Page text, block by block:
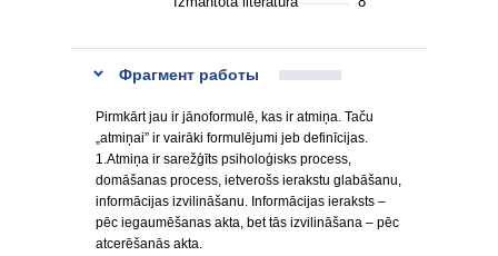
Фрагмент работы
Pirmkārt jau ir jānoformulē, kas ir atmiņa. Taču
„atmiņai” ir vairāki formulējumi jeb definīcijas.
1.Atmiņa ir sarežģīts psiholoģisks process,
domāšanas process, ietverošs ierakstu glabāšanu,
informācijas izvilināšanu. Informācijas ieraksts –
pēc iegaumēšanas akta, bet tās izvilināšana – pēc
atcerēšanās akta.